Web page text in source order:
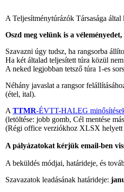
A Teljesítménytúrázók Társasága által
Oszd meg velünk is a véleményedet,
Szavazni úgy tudsz, ha rangsorba
Ha két általad teljesített túra közül
A neked legjobban tetsző túra 1-es
Néhány javaslat a rangsor
(étel, ital).
A TTMR-ÉVTT-HALEG
(letöltése: jobb gomb, Cél mentése
(Régi office verziókhoz XLSX
A pályázatokat kérjük email-ben
A beküldés módjai, határideje, és
Szavazatok leadásának határideje: